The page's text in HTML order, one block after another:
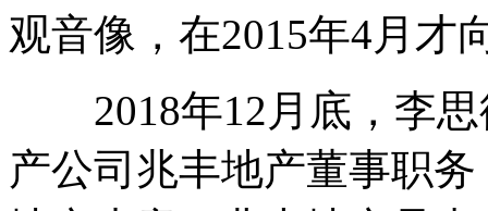
观音像，在2015年4月才
2018年12月底，李思
产公司兆丰地产董事职